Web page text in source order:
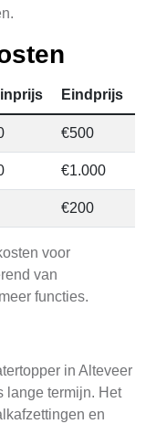
Eindprijs
€500
€1.000
€200
voor
van
functies.
in Alteveer
lange termijn. Het
en